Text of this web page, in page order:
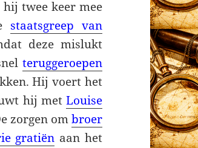
twee keer mee
staatsgreep van
deze mislukt
teruggeroepen
Hij voert het
hij met Louise
zorgen ombroer
gratiën aan het